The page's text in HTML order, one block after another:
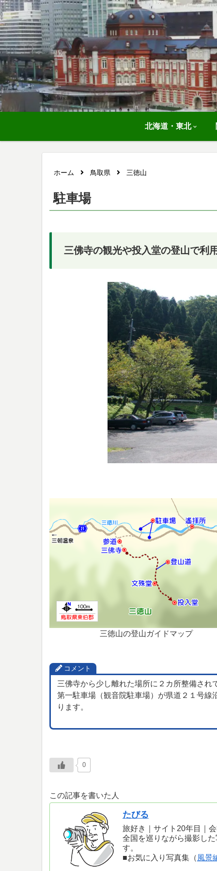
北海道・東北
ホーム 鳥取県 三徳山
駐車場
三佛寺の観光や投入堂の登山で利
三徳山の登山ガイドマップ
コメント
三佛寺から少し離れた場所に２カ所整備され
第一駐車場（観音院駐車場）が県道２１号
ります。
0
この記事を書いた人
たびる
旅好き｜サイト20年目｜
全国を巡りながら撮影し
す。
■お気に入り写真集（ 風景